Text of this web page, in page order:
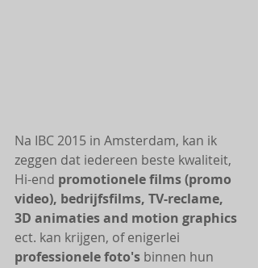
Na IBC 2015 in Amsterdam, kan ik
zeggen dat iedereen beste kwaliteit,
Hi-end promotionele films (promo
video), bedrijfsfilms, TV-reclame,
3D animaties and motion graphics
ect. kan krijgen, of enigerlei
professionele foto's binnen hun